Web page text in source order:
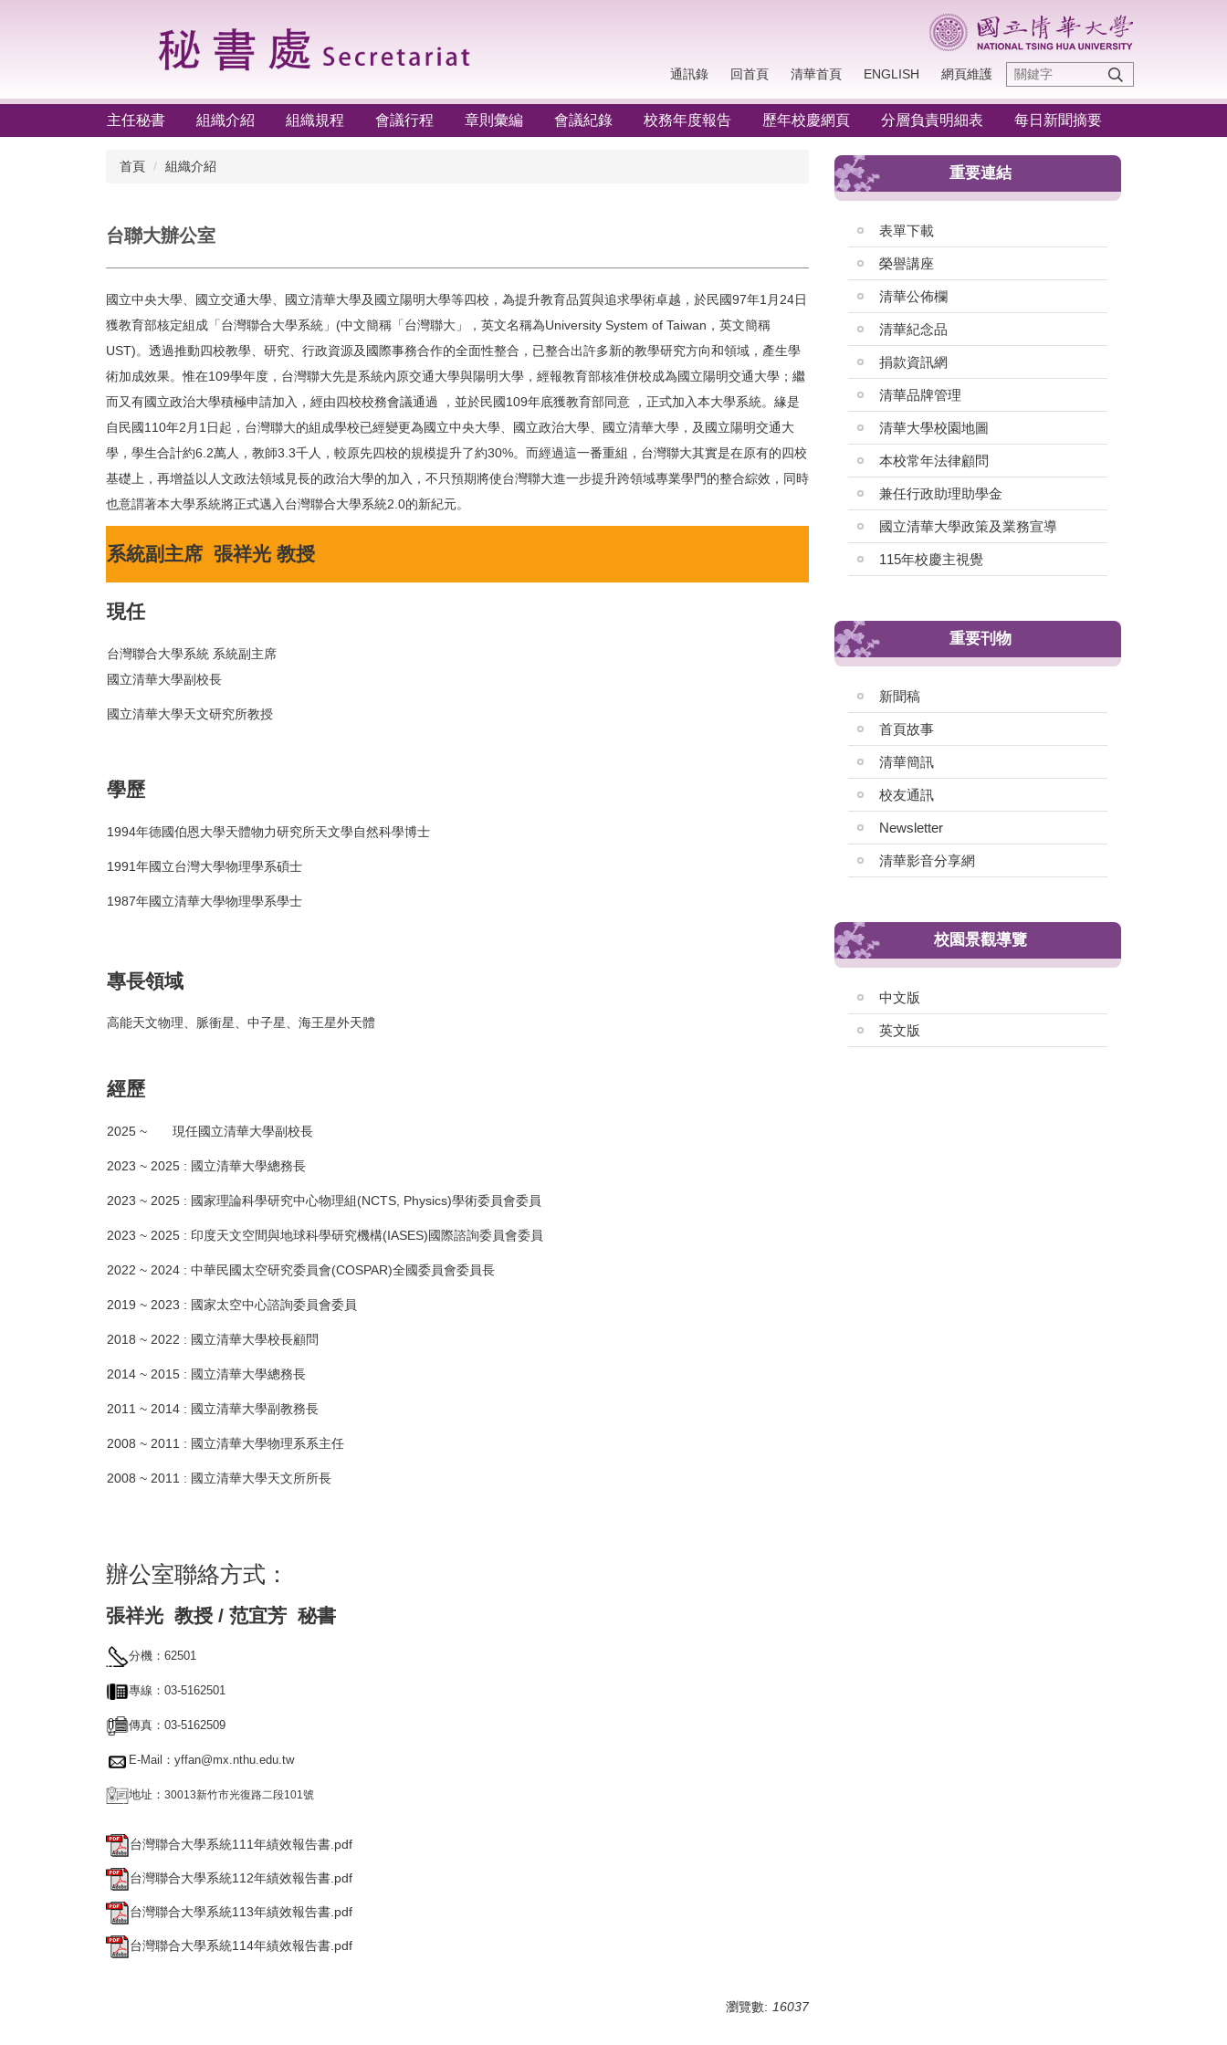
通訊錄 回首頁 清華首頁 ENGLISH 網頁維護
主任秘書 組織介紹 組織規程 會議行程 章則彙編 會議紀錄 校務年度報告 歷年校慶網頁 分層負責明細表 每日新聞摘要
首頁 組織介紹
台聯大辦公室
國立中央大學、國立交通大學、國立清華大學及國立陽明大學等四校，為提升教育品質與追求學術卓越，於民國97年1月24日
獲教育部核定組成「台灣聯合大學系統」(中文簡稱「台灣聯大」，英文名稱為University System of Taiwan，英文簡稱
UST)。透過推動四校教學、研究、行政資源及國際事務合作的全面性整合，已整合出許多新的教學研究方向和領域，產生學
術加成效果。惟在109學年度，台灣聯大先是系統內原交通大學與陽明大學，經報教育部核准併校成為國立陽明交通大學；繼
而又有國立政治大學積極申請加入，經由四校校務會議通過 ，並於民國109年底獲教育部同意 ，正式加入本大學系統。緣是
自民國110年2月1日起，台灣聯大的組成學校已經變更為國立中央大學、國立政治大學、國立清華大學，及國立陽明交通大
學，學生合計約6.2萬人，教師3.3千人，較原先四校的規模提升了約30%。而經過這一番重組，台灣聯大其實是在原有的四校
基礎上，再增益以人文政法領域見長的政治大學的加入，不只預期將使台灣聯大進一步提升跨領域專業學門的整合綜效，同時
也意謂著本大學系統將正式邁入台灣聯合大學系統2.0的新紀元。
系統副主席 張祥光 教授
現任
台灣聯合大學系統 系統副主席
國立清華大學副校長
國立清華大學天文研究所教授
學歷
1994年德國伯恩大學天體物力研究所天文學自然科學博士
1991年國立台灣大學物理學系碩士
1987年國立清華大學物理學系學士
專長領域
高能天文物理、脈衝星、中子星、海王星外天體
經歷
2025 ~ 現任國立清華大學副校長
2023 ~ 2025 : 國立清華大學總務長
2023 ~ 2025 : 國家理論科學研究中心物理組(NCTS, Physics)學術委員會委員
2023 ~ 2025 : 印度天文空間與地球科學研究機構(IASES)國際諮詢委員會委員
2022 ~ 2024 : 中華民國太空研究委員會(COSPAR)全國委員會委員長
2019 ~ 2023 : 國家太空中心諮詢委員會委員
2018 ~ 2022 : 國立清華大學校長顧問
2014 ~ 2015 : 國立清華大學總務長
2011 ~ 2014 : 國立清華大學副教務長
2008 ~ 2011 : 國立清華大學物理系系主任
2008 ~ 2011 : 國立清華大學天文所所長
辦公室聯絡方式：
張祥光 教授 / 范宜芳 秘書
分機：62501
專線：03-5162501
傳真：03-5162509
E-Mail： yffan@mx.nthu.edu.tw
地址： 30013新竹市光復路二段101號
台灣聯合大學系統111年績效報告書.pdf
台灣聯合大學系統112年績效報告書.pdf
台灣聯合大學系統113年績效報告書.pdf
台灣聯合大學系統114年績效報告書.pdf
瀏覽數: 16037
重要連結
表單下載
榮譽講座
清華公佈欄
清華紀念品
捐款資訊網
清華品牌管理
清華大學校園地圖
本校常年法律顧問
兼任行政助理助學金
國立清華大學政策及業務宣導
115年校慶主視覺
重要刊物
新聞稿
首頁故事
清華簡訊
校友通訊
Newsletter
清華影音分享網
校園景觀導覽
中文版
英文版